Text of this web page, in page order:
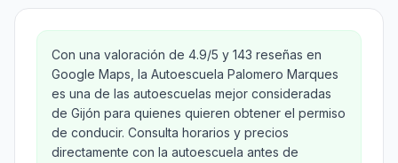
Con una valoración de 4.9/5 y 143 reseñas en
Google Maps, la Autoescuela Palomero Marques
es una de las autoescuelas mejor consideradas
de Gijón para quienes quieren obtener el permiso
de conducir. Consulta horarios y precios
directamente con la autoescuela antes de